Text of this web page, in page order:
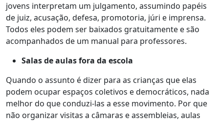
jovens interpretam um julgamento, assumindo papéis
de juiz, acusação, defesa, promotoria, júri e imprensa.
Todos eles podem ser baixados gratuitamente e são
acompanhados de um manual para professores.
Salas de aulas fora da escola
Quando o assunto é dizer para as crianças que elas
podem ocupar espaços coletivos e democráticos, nada
melhor do que conduzi-las a esse movimento. Por que
não organizar visitas a câmaras e assembleias, aulas